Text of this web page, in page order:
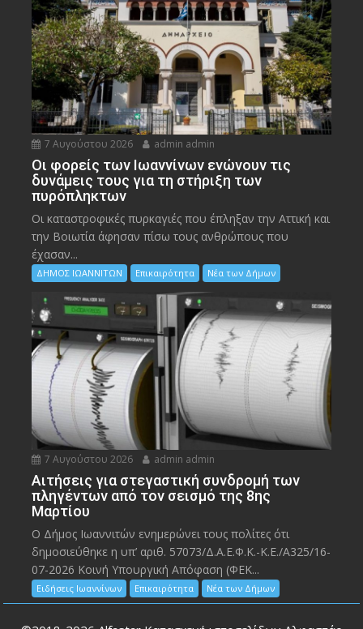
7 Αυγούστου 2026 admin admin
Οι φορείς των Ιωαννίνων ενώνουν τις
δυνάμεις τους για τη στήριξη των
πυρόπληκτων
Οι καταστροφικές πυρκαγιές που έπληξαν την Αττική και
την Bοιωτία άφησαν πίσω τους ανθρώπους που
έχασαν...
ΔΗΜΟΣ ΙΩΑΝΝΙΤΩΝ Επικαιρότητα Νέα των Δήμων
7 Αυγούστου 2026 admin admin
Αιτήσεις για στεγαστική συνδρομή των
πληγέντων από τον σεισμό της 8ης
Μαρτίου
Ο Δήμος Ιωαννιτών ενημερώνει τους πολίτες ότι
δημοσιεύθηκε η υπ’ αριθ. 57073/Δ.Α.Ε.Φ.Κ.-Κ.Ε./Α325/16-
07-2026 Κοινή Υπουργική Απόφαση (ΦΕΚ...
Ειδήσεις Ιωαννίνων Επικαιρότητα Νέα των Δήμων